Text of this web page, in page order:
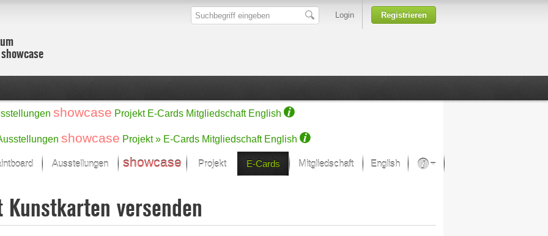
Login Registrieren
showcase Projekt E-Cards Mitgliedschaft English
showcase Projekt » E-Cards Mitgliedschaft English
im Fokus
Malerei
Skulptur/Plastik
Ausstellungen showcase Projekt
Ein Künstlerförderprojekt von Samsung
E-Cards Mitgliedschaft English
Kunsthäuser
Kunstkarten versenden